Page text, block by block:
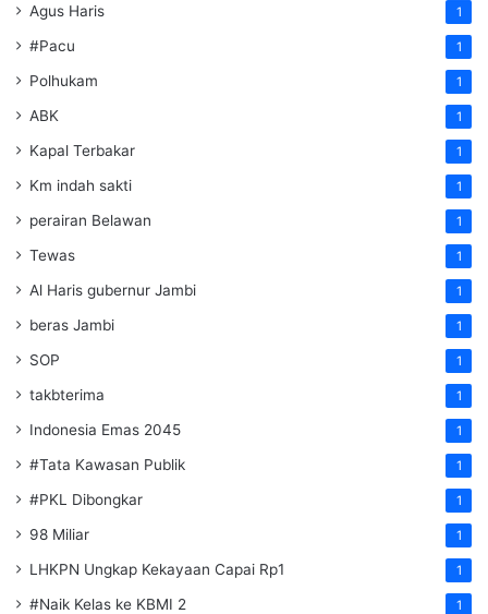
Agus Haris 1
#Pacu 1
Polhukam 1
ABK 1
Kapal Terbakar 1
Km indah sakti 1
perairan Belawan 1
Tewas 1
Al Haris gubernur Jambi 1
beras Jambi 1
SOP 1
takbterima 1
Indonesia Emas 2045 1
#Tata Kawasan Publik 1
#PKL Dibongkar 1
98 Miliar 1
LHKPN Ungkap Kekayaan Capai Rp1 1
#Naik Kelas ke KBMI 2 1